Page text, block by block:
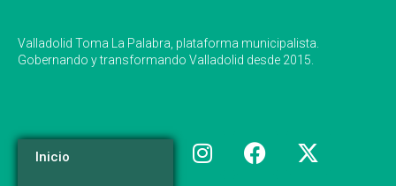
Valladolid Toma La Palabra, plataforma municipalista.
Gobernando y transformando Valladolid desde 2015.
Inicio